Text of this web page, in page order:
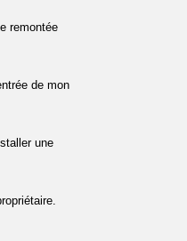
remontée
de mon
une